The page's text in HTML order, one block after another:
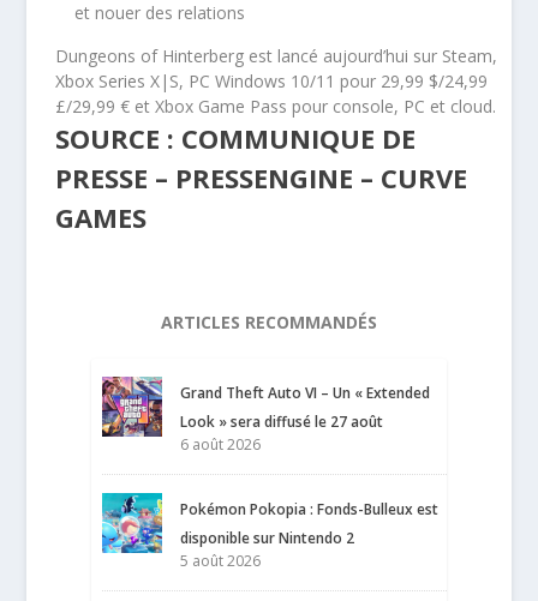
et nouer des relations
Dungeons of Hinterberg est lancé aujourd’hui sur Steam,
Xbox Series X|S, PC Windows 10/11 pour 29,99 $/24,99
£/29,99 € et Xbox Game Pass pour console, PC et cloud.
SOURCE : COMMUNIQUE DE
PRESSE – PRESSENGINE – CURVE
GAMES
ARTICLES RECOMMANDÉS
Grand Theft Auto VI – Un « Extended
Look » sera diffusé le 27 août
6 août 2026
Pokémon Pokopia : Fonds-Bulleux est
disponible sur Nintendo 2
5 août 2026